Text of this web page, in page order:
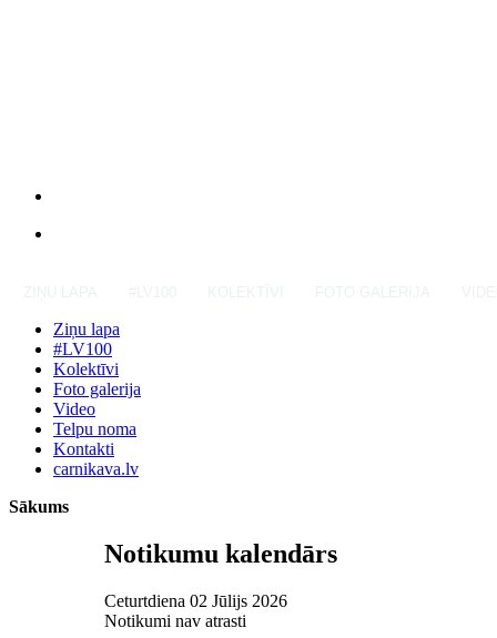
Ziņu lapa
#LV100
Kolektīvi
Foto galerija
Video
Telpu noma
Kontakti
carnikava.lv
Sākums
Notikumu kalendārs
Ceturtdiena 02 Jūlijs 2026
Notikumi nav atrasti